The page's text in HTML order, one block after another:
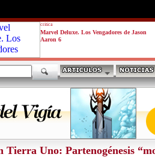
critica
Marvel Deluxe. Los Vengadores de Jason
Aaron 6
Tierra Uno: Partenogénesis